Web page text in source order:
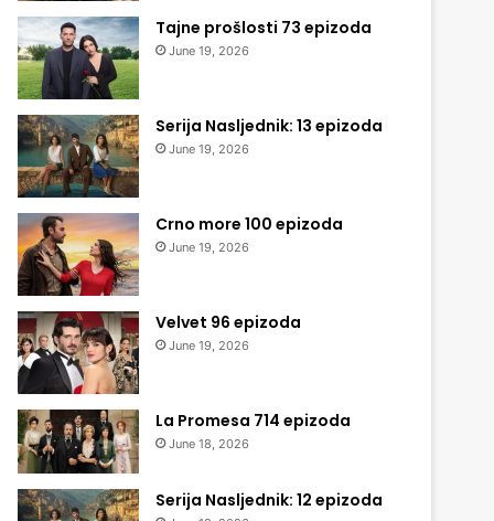
Tajne prošlosti 73 epizoda
June 19, 2026
Serija Nasljednik: 13 epizoda
June 19, 2026
Crno more 100 epizoda
June 19, 2026
Velvet 96 epizoda
June 19, 2026
La Promesa 714 epizoda
June 18, 2026
Serija Nasljednik: 12 epizoda